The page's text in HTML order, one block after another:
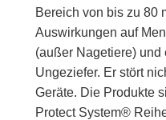
Bereich von bis zu 80
Auswirkungen auf
(außer Nagetiere)
Ungeziefer. Er stört
Geräte. Die Produkte
Protect System®